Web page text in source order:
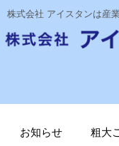
株式会社 アイスタンは産
お知らせ 粗大